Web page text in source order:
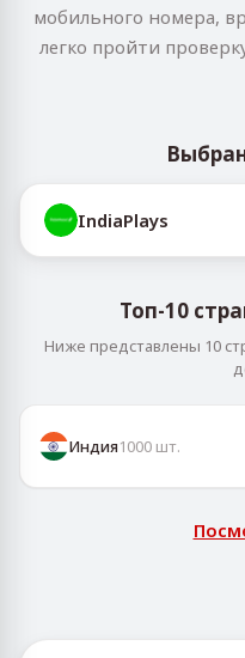
мобильного номера,
легко пройти
IndiaPlays
Топ-10
Ниже представлены 10
Индия1000 шт.